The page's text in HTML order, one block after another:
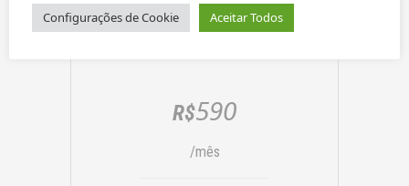
Social Básico
R$590
/mês
Configurações de Cookie Aceitar Todos